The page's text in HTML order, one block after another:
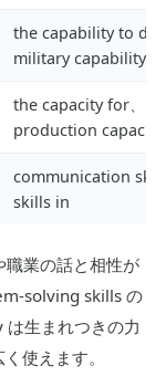
the capability to do
military capability
the capacity for、
production capacity
communication
skills in
業の話と相性が
solving skills の
生まれつきの力
使えます。